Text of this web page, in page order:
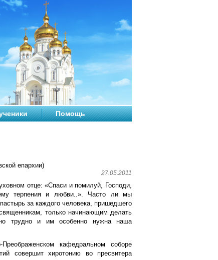
Помощь
епархии)
27.05.2011
отце: «Спаси и помилуй, Господи,
терпения и любви..». Часто ли мы
за каждого человека, пришедшего
только начинающим делать
трудно и им особенно нужна наша
кафедральном соборе
совершит хиротонию во пресвитера